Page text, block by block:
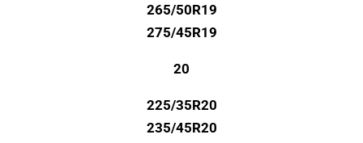
265/50R19
275/45R19
20
225/35R20
235/45R20